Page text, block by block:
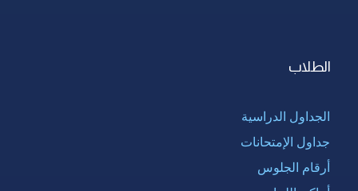
الطلاب
الجداول الدراسية
جداول الإمتحانات
أرقام الجلوس